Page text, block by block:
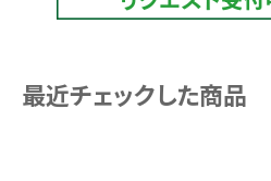
最近チェックした商品